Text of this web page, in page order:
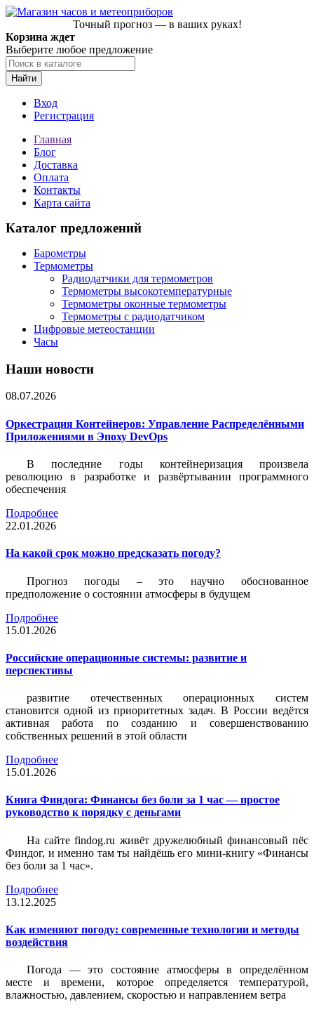
Точный прогноз — в ваших руках!
Корзина ждет
Выберите любое предложение
Найти
Вход
Регистрация
Главная
Блог
Доставка
Оплата
Контакты
Карта сайта
Каталог предложений
Барометры
Термометры
Радиодатчики для термометров
Термометры высокотемпературные
Термометры оконные термометры
Термометры с радиодатчиком
Цифровые метеостанции
Часы
Наши новости
08.07.2026
Оркестрация Контейнеров: Управление Распределёнными
Приложениями в Эпоху DevOps
В последние годы контейнеризация произвела
революцию в разработке и развёртывании программного
обеспечения
Подробнее
22.01.2026
На какой срок можно предсказать погоду?
Прогноз погоды – это научно обоснованное
предположение о состоянии атмосферы в будущем
Подробнее
15.01.2026
Российские операционные системы: развитие и
перспективы
развитие отечественных операционных систем
становится одной из приоритетных задач. В России ведётся
активная работа по созданию и совершенствованию
собственных решений в этой области
Подробнее
15.01.2026
Книга Финдога: Финансы без боли за 1 час — простое
руководство к порядку с деньгами
На сайте findog.ru живёт дружелюбный финансовый пёс
Финдог, и именно там ты найдёшь его мини‑книгу «Финансы
без боли за 1 час».
Подробнее
13.12.2025
Как изменяют погоду: современные технологии и методы
воздействия
Погода — это состояние атмосферы в определённом
месте и времени, которое определяется температурой,
влажностью, давлением, скоростью и направлением ветра